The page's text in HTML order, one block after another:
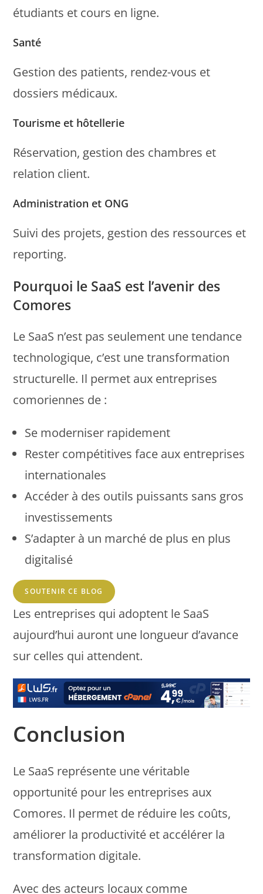
étudiants et cours en ligne.
Santé
Gestion des patients, rendez-vous et
dossiers médicaux.
Tourisme et hôtellerie
Réservation, gestion des chambres et
relation client.
Administration et ONG
Suivi des projets, gestion des ressources et
reporting.
Pourquoi le SaaS est l’avenir des
Comores
Le SaaS n’est pas seulement une tendance
technologique, c’est une transformation
structurelle. Il permet aux entreprises
comoriennes de :
Se moderniser rapidement
Rester compétitives face aux entreprises
internationales
Accéder à des outils puissants sans gros
investissements
S’adapter à un marché de plus en plus
digitalisé
SOUTENIR CE BLOG
Les entreprises qui adoptent le SaaS
aujourd’hui auront une longueur d’avance
sur celles qui attendent.
Conclusion
Le SaaS représente une véritable
opportunité pour les entreprises aux
Comores. Il permet de réduire les coûts,
améliorer la productivité et accélérer la
transformation digitale.
Avec des acteurs locaux comme